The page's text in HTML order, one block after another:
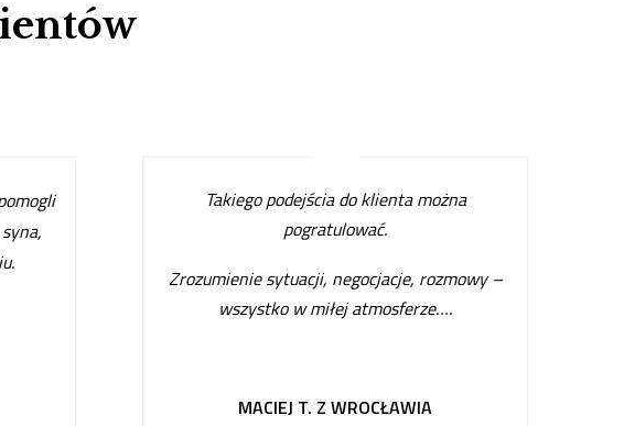
Takiego podejścia do klienta można
pogratulować.
Zrozumienie sytuacji, negocjacje, rozmowy –
wszystko w miłej atmosferze….
MACIEJ T. Z WROCŁAWIA